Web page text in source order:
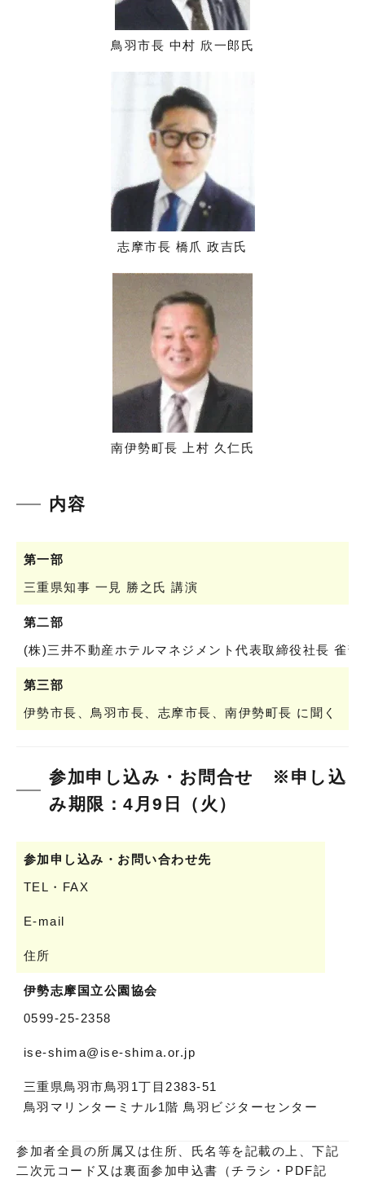
鳥羽市長 中村 欣一郎氏
志摩市長 橋爪 政吉氏
南伊勢町長 上村 久仁氏
内容
第一部
三重県知事 一見 勝之氏 講演
第二部
(株)三井不動産ホテルマネジメント代表取締役社長 雀
第三部
伊勢市長、鳥羽市長、志摩市長、南伊勢町長 に聞く
参加申し込み・お問合せ ※申し込
み期限：4月9日（火）
参加申し込み・お問い合わせ先
TEL・FAX
E-mail
住所
伊勢志摩国立公園協会
0599-25-2358
ise-shima@ise-shima.or.jp
三重県鳥羽市鳥羽1丁目2383-51
鳥羽マリンターミナル1階 鳥羽ビジターセンター
参加者全員の所属又は住所、氏名等を記載の上、下記
二次元コード又は裏面参加申込書（チラシ・PDF記